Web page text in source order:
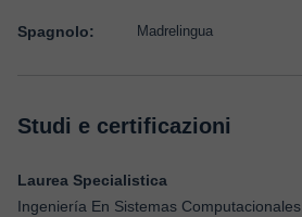
Spagnolo: Madrelingua
Studi e certificazioni
Laurea Specialistica
Ingeniería En Sistemas Computacionales